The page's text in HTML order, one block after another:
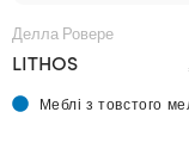
Делла Ровере
LITHOS
Меблі з товстого